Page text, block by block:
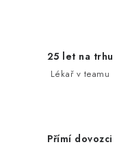
25 let na trhu
Lékař v teamu
Přímí dovozci